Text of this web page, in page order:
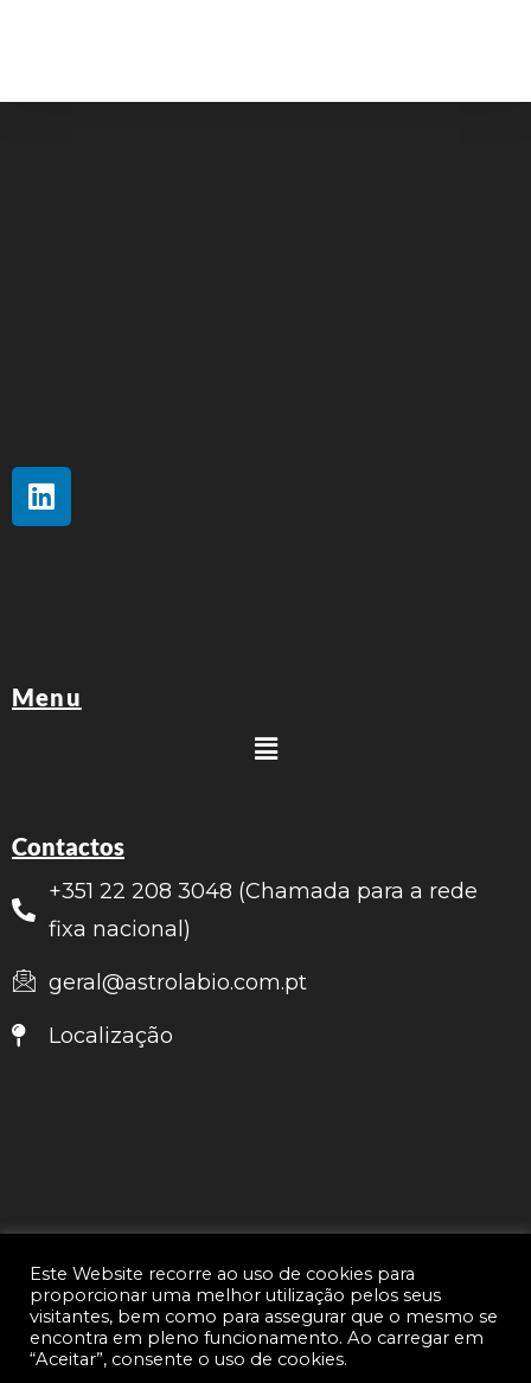
Menu
Contactos
+351 22 208 3048 (Chamada para a rede
fixa nacional)
geral@astrolabio.com.pt
Localização
Copyright © 2026 Astrolábio Orientação e Estratégia, S.A. |
Este Website recorre ao uso de cookies para
proporcionar uma melhor utilização pelos seus
visitantes, bem como para assegurar que o mesmo se
encontra em pleno funcionamento. Ao carregar em
“Aceitar”, consente o uso de cookies.